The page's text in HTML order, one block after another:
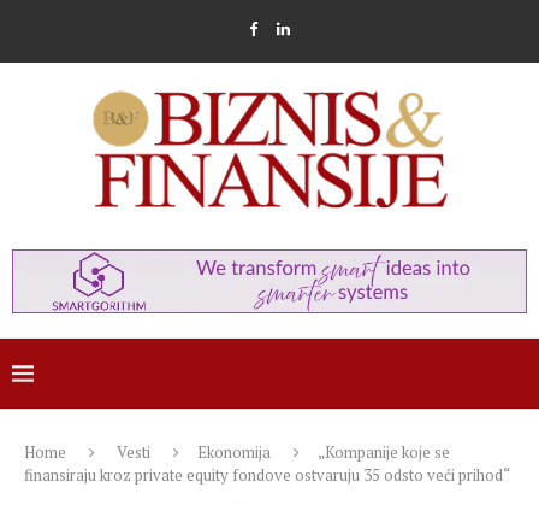
Home Vesti Ekonomija
„Kompanije koje se
finansiraju kroz private equity fondove ostvaruju 35 odsto veći prihod“